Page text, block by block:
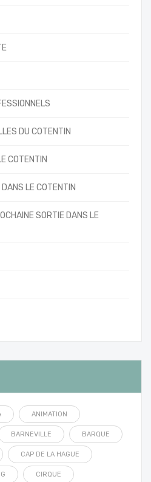
DU COTENTIN
COTENTIN
LE COTENTIN
SORTIE DANS LE
ANIMATION
BARNEVILLE BARQUE
CAP DE LA HAGUE
CIRQUE